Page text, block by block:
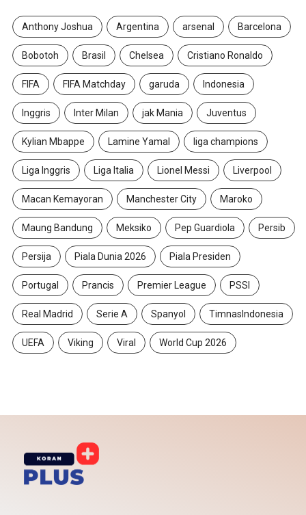
Anthony Joshua Argentina arsenal Barcelona
Bobotoh Brasil Chelsea Cristiano Ronaldo
FIFA FIFA Matchday garuda Indonesia
Inggris Inter Milan jak Mania Juventus
Kylian Mbappe Lamine Yamal liga champions
Liga Inggris Liga Italia Lionel Messi Liverpool
Macan Kemayoran Manchester City Maroko
Maung Bandung Meksiko Pep Guardiola Persib
Persija Piala Dunia 2026 Piala Presiden
Portugal Prancis Premier League PSSI
Real Madrid Serie A Spanyol TimnasIndonesia
UEFA Viking Viral World Cup 2026